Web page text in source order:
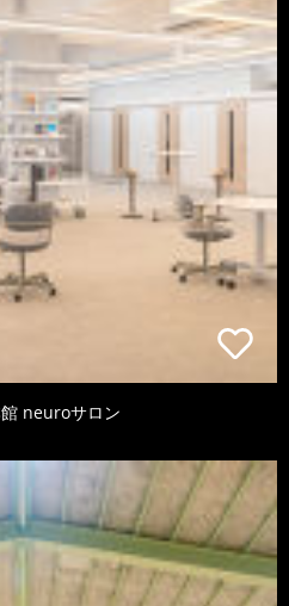
neuroサロン